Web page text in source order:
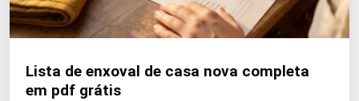
Lista de enxoval de casa nova completa
em pdf grátis